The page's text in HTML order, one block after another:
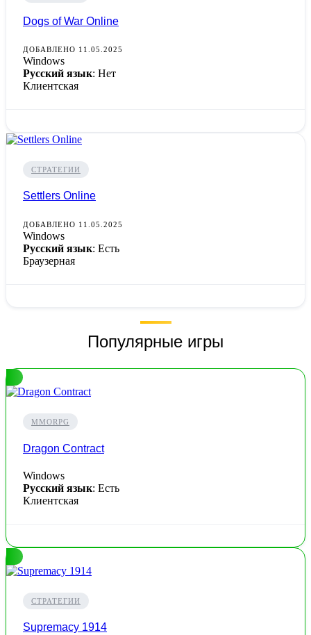
Dogs of War Online
ДОБАВЛЕНО 11.05.2025
Windows
Русский язык: Нет
Клиентская
СТРАТЕГИИ
Settlers Online
ДОБАВЛЕНО 11.05.2025
Windows
Русский язык: Есть
Браузерная
Популярные игры
MMORPG
Dragon Contract
Windows
Русский язык: Есть
Клиентская
СТРАТЕГИИ
Supremacy 1914